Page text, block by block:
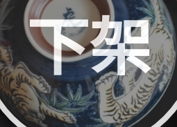
下架